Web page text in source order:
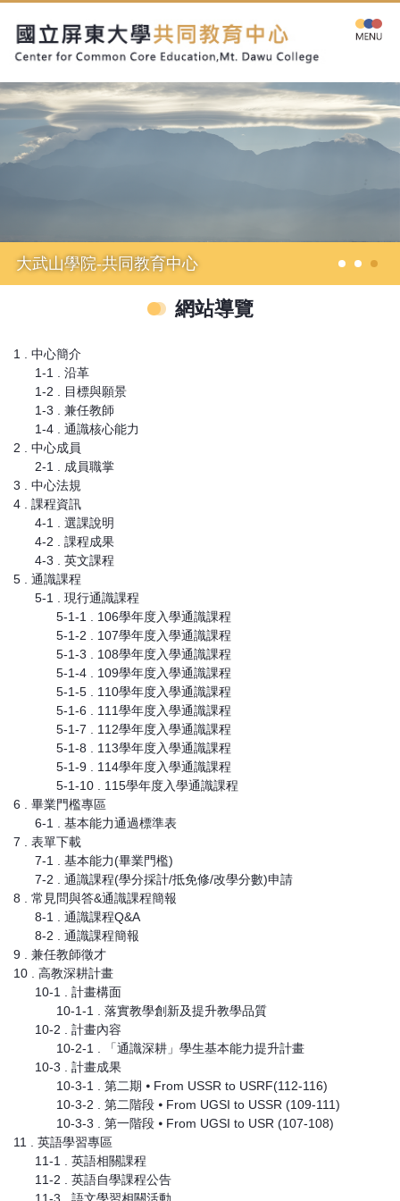
到
主
內
容
大武山學院-共同教育中心
網站導覽
1 . 中心簡介
1-1 . 沿革
1-2 . 目標與願景
1-3 . 兼任教師
1-4 . 通識核心能力
2 . 中心成員
2-1 . 成員職掌
3 . 中心法規
4 . 課程資訊
4-1 . 選課說明
4-2 . 課程成果
4-3 . 英文課程
5 . 通識課程
5-1 . 現行通識課程
5-1-1 . 106學年度入學通識課程
5-1-2 . 107學年度入學通識課程
5-1-3 . 108學年度入學通識課程
5-1-4 . 109學年度入學通識課程
5-1-5 . 110學年度入學通識課程
5-1-6 . 111學年度入學通識課程
5-1-7 . 112學年度入學通識課程
5-1-8 . 113學年度入學通識課程
5-1-9 . 114學年度入學通識課程
5-1-10 . 115學年度入學通識課程
6 . 畢業門檻專區
6-1 . 基本能力通過標準表
7 . 表單下載
7-1 . 基本能力(畢業門檻)
7-2 . 通識課程(學分採計/抵免修/改學分數)申請
8 . 常見問與答&通識課程簡報
8-1 . 通識課程Q&A
8-2 . 通識課程簡報
9 . 兼任教師徵才
10 . 高教深耕計畫
10-1 . 計畫構面
10-1-1 . 落實教學創新及提升教學品質
10-2 . 計畫內容
10-2-1 . 「通識深耕」學生基本能力提升計畫
10-3 . 計畫成果
10-3-1 . 第二期 ⦁ From USSR to USRF(112-116)
10-3-2 . 第二階段 ⦁ From UGSI to USSR (109-111)
10-3-3 . 第一階段 ⦁ From UGSI to USR (107-108)
11 . 英語學習專區
11-1 . 英語相關課程
11-2 . 英語自學課程公告